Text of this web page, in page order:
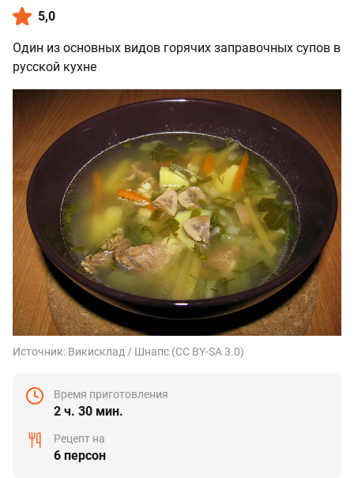
5,0
Один из основных видов горячих заправочных супов в
русской кухне
Источник: Викисклад / Шнапс (CC BY-SA 3.0)
Время приготовления
2 ч. 30 мин.
Рецепт на
6 персон